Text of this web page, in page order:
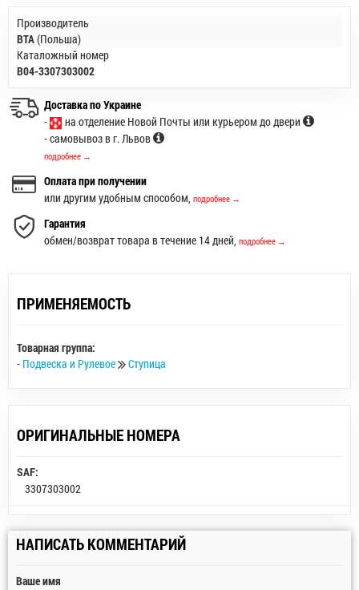
Производитель
BTA(Польша)
Каталожный номер
B04-3307303002
Доставка по Украине
-
на отделение Новой Почты или курьером до двери
- самовывоз в г. Львов
подробнее →
Оплата при получении
или другим удобным способом, подробнее →
Гарантия
обмен/возврат товара в течение 14 дней, подробнее →
ПРИМЕНЯЕМОСТЬ
Товарная группа:
- Подвеска и Рулевое Ступица
ОРИГИНАЛЬНЫЕ НОМЕРА
SAF:
3307303002
НАПИСАТЬ КОММЕНТАРИЙ
Ваше имя